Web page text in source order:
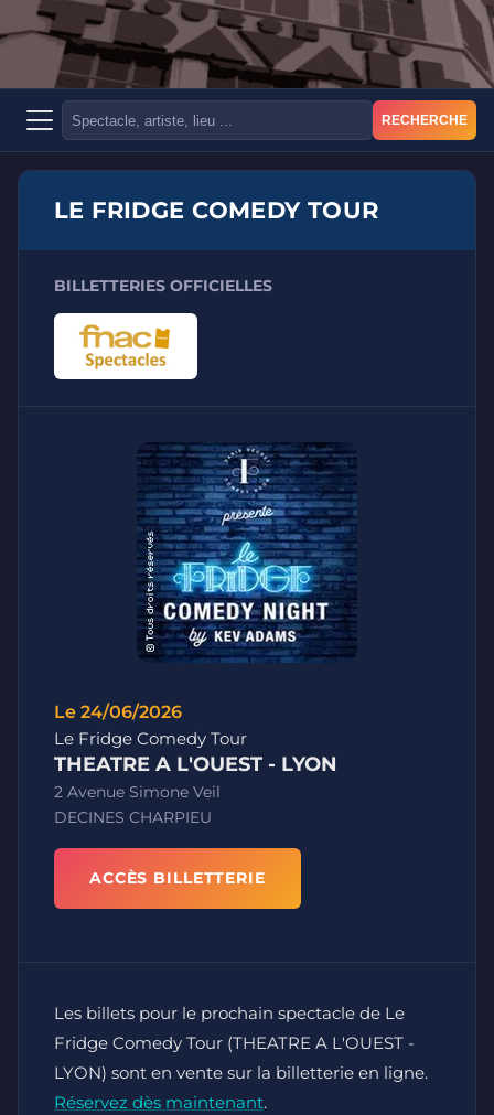
RECHERCHE
LE FRIDGE COMEDY TOUR
BILLETTERIES OFFICIELLES
Le 24/06/2026
Le Fridge Comedy Tour
THEATRE A L'OUEST - LYON
2 Avenue Simone Veil
DECINES CHARPIEU
ACCÈS BILLETTERIE
Les billets pour le prochain spectacle de Le
Fridge Comedy Tour (THEATRE A L'OUEST -
LYON) sont en vente sur la billetterie en ligne.
Réservez dès maintenant.